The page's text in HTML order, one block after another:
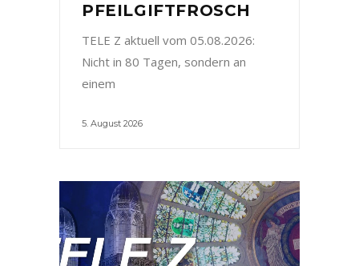
PFEILGIFTFROSCH
TELE Z aktuell vom 05.08.2026:
Nicht in 80 Tagen, sondern an
einem
5. August 2026